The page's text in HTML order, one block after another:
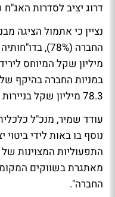
דרוג יציב לסדרות
נציין כי אתמול הציגה
מיליון שקל המיוחס
78.3 מיליון שקל בניירות ערך סחירים.
עודד שמיר, מנכ"ל
נוסף בו באות לידי ביטוי
התפעוליות המצוינות
מאתגרת בשווקים
החברה".